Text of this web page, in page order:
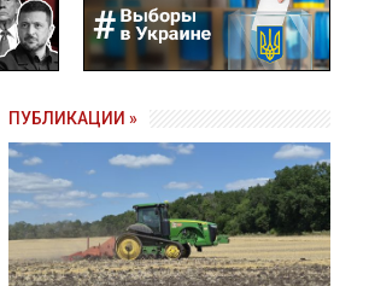
ПУБЛИКАЦИИ »